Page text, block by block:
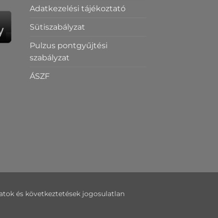
Adatkezelési tájékoztató
Sütiszabályzat
Pulzus pontgyűjtési
szabályzat
ÁSZF
és következtetések jogosulatlan